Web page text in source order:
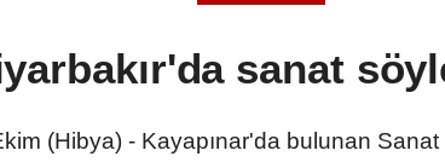
sanat
(Hibya) - Kayapınar'da bulunan